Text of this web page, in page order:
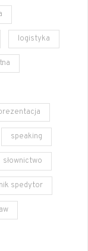
logistyka
speaking
słownictwo
spedytor